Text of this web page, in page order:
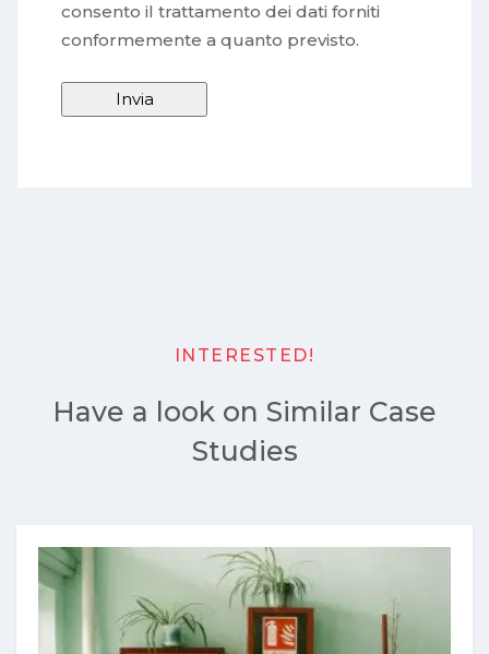
consento il trattamento dei dati forniti
conformemente a quanto previsto.
INTERESTED!
Have a look on Similar Case
Studies